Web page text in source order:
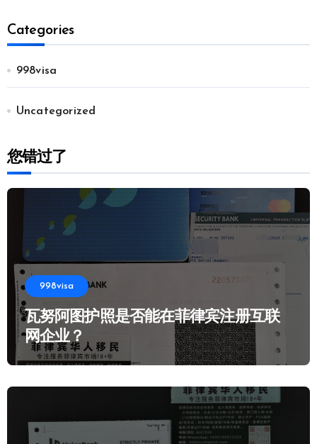
Categories
998visa
Uncategorized
您错过了
998visa
瓦努阿图护照是否能在菲律宾注册互联
网企业？